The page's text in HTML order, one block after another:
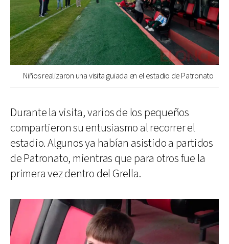
Niños realizaron una visita guiada en el estadio de Patronato
Durante la visita, varios de los pequeños
compartieron su entusiasmo al recorrer el
estadio. Algunos ya habían asistido a partidos
de Patronato, mientras que para otros fue la
primera vez dentro del Grella.